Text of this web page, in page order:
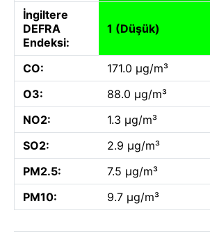
İngiltere
DEFRA
Endeksi:
1 (Düşük)
CO:
171.0 µg/m³
O3:
88.0 µg/m³
NO2:
1.3 µg/m³
SO2:
2.9 µg/m³
PM2.5:
7.5 µg/m³
PM10:
9.7 µg/m³